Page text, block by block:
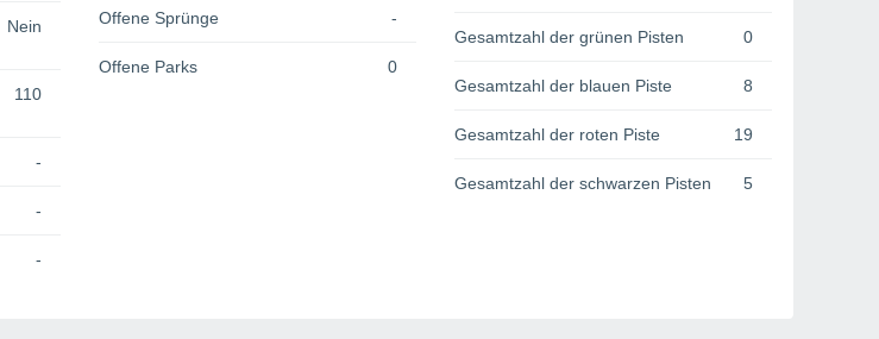
Nein
110
-
-
-
Offene Sprünge -
Offene Parks 0
Gesamtzahl der grünen Pisten 0
Gesamtzahl der blauen Piste 8
Gesamtzahl der roten Piste 19
Gesamtzahl der schwarzen Pisten 5